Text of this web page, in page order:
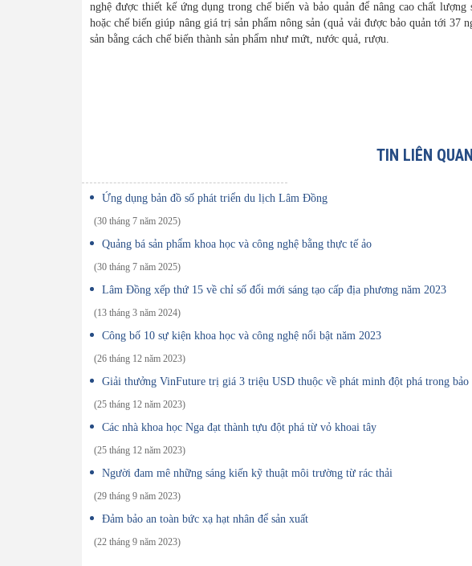
nghệ được thiết kế ứng dụng trong chế biến và bảo quản để nâng cao chất
hoặc chế biến giúp nâng giá trị sản phẩm nông sản (quả vải được bảo quản tới 37
sản bằng cách chế biến thành sản phẩm như mứt, nước quả, rượu.
TIN LIÊN QUAN
Ứng dụng bản đồ số phát triển du lịch Lâm Đồng
(30 tháng 7 năm 2025)
Quảng bá sản phẩm khoa học và công nghệ bằng thực tế ảo
(30 tháng 7 năm 2025)
Lâm Đồng xếp thứ 15 về chỉ số đổi mới sáng tạo cấp địa phương năm 2023
(13 tháng 3 năm 2024)
Công bố 10 sự kiện khoa học và công nghệ nổi bật năm 2023
(26 tháng 12 năm 2023)
Giải thưởng VinFuture trị giá 3 triệu USD thuộc về phát minh đột phá trong
(25 tháng 12 năm 2023)
Các nhà khoa học Nga đạt thành tựu đột phá từ vỏ khoai tây
(25 tháng 12 năm 2023)
Người đam mê những sáng kiến kỹ thuật môi trường từ rác thải
(29 tháng 9 năm 2023)
Đảm bảo an toàn bức xạ hạt nhân để sản xuất
(22 tháng 9 năm 2023)